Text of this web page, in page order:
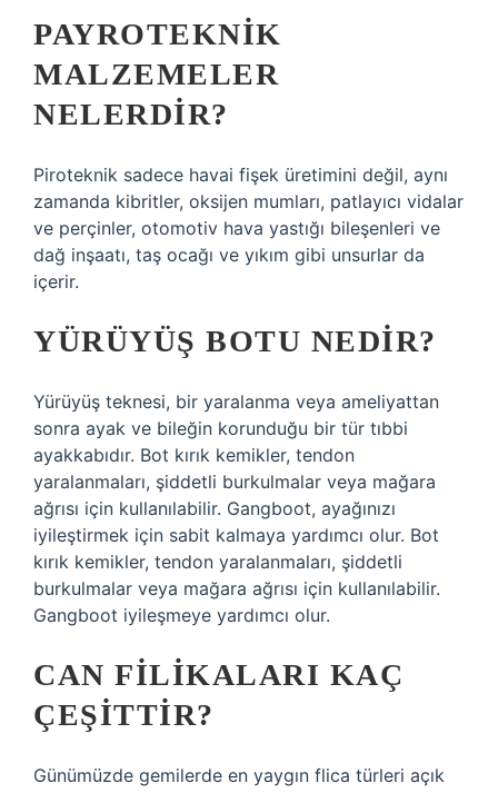
PAYROTEKNIK
MALZEMELER
NELERDIR?
Piroteknik sadece havai fişek üretimini değil, aynı
zamanda kibritler, oksijen mumları, patlayıcı vidalar
ve perçinler, otomotiv hava yastığı bileşenleri ve
dağ inşaatı, taş ocağı ve yıkım gibi unsurlar da
içerir.
YÜRÜYÜŞ BOTU NEDIR?
Yürüyüş teknesi, bir yaralanma veya ameliyattan
sonra ayak ve bileğin korunduğu bir tür tıbbi
ayakkabıdır. Bot kırık kemikler, tendon
yaralanmaları, şiddetli burkulmalar veya mağara
ağrısı için kullanılabilir. Gangboot, ayağınızı
iyileştirmek için sabit kalmaya yardımcı olur. Bot
kırık kemikler, tendon yaralanmaları, şiddetli
burkulmalar veya mağara ağrısı için kullanılabilir.
Gangboot iyileşmeye yardımcı olur.
CAN FILIKALARI KAÇ
ÇEŞITTIR?
Günümüzde gemilerde en yaygın flica türleri açık